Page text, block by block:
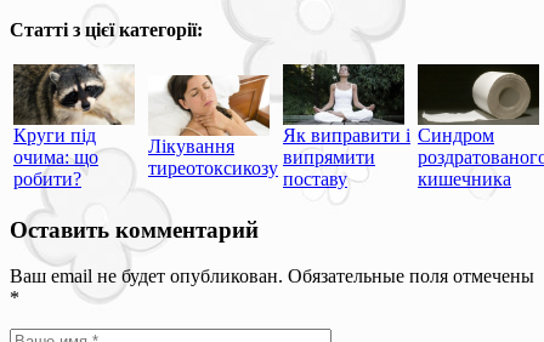
Статті з цієї категорії:
Круги під
очима: що
робити?
Лікування
тиреотоксикозу
Як виправити і
випрямити
поставу
Синдром
кишечника
Оставить комментарий
Ваш email не будет опубликован. Обязательные поля отмечены
*